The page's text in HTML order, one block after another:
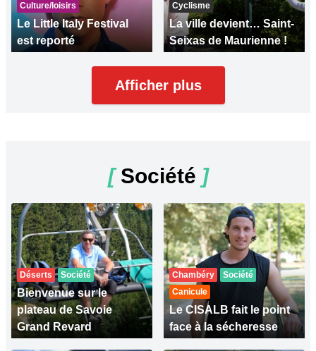
Culture/loisirs
Le Little Italy Festival
est reporté
Cyclisme
La ville devient… Saint-
Seixas de Maurienne !
Afficher plus
[Société ]
Déserts Société
Bienvenue sur le
plateau de Savoie
Grand Revard
Chambéry
Société
Canicule
Le CISALB fait le point
face à la sécheresse